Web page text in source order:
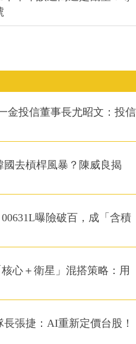
金投信董事長尤昭文：投信
去槓桿風暴？陳威良揭
曝險破百，成「含積
心＋衛星」混搭策略：用
長張捷：AI重新定價台股！